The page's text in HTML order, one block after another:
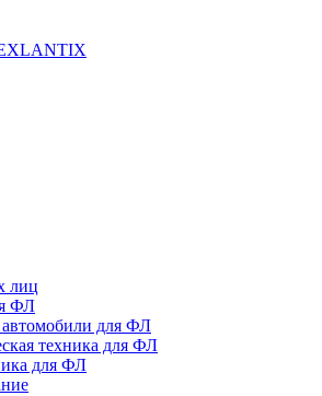
лиц
ФЛ
автомобили для ФЛ
техника для ФЛ
для ФЛ